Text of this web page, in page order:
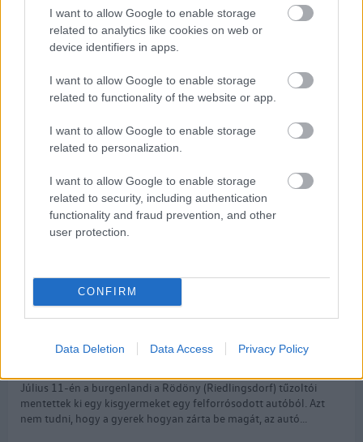
I want to allow Google to enable storage
related to analytics like cookies on web or
device identifiers in apps.
I want to allow Google to enable storage
related to functionality of the website or app.
I want to allow Google to enable storage
related to personalization.
I want to allow Google to enable storage
related to security, including authentication
functionality and fraud prevention, and other
user protection.
CONFIRM
Data Deletion Data Access Privacy Policy
Indul a megújult belső terű Caddy előértékesítése
2026. július 20. 07:00
Kezdjük a lényeggel: mennyiért is lehet hozzájutni a Volkswagen
széleskörben népszerű modelljéhez. A Caddy Cargo 1st Edition 2.0
Amiről kevés szó esik: a karosszéria színe
Július 11-én a burgenlandi a Rödöny (Riedlingsdorf) tűzoltói
mentettek ki egy kisgyermeket egy felforrósodott autóból. Azt
nem tudni, hogy a gyerek hogyan zárta be magát, az autó...